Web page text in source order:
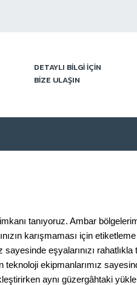
DETAYLI BİLGİ İÇİN
BİZE ULAŞIN
tanıyoruz. Ambar
karışmaması için
eşyalarınızı rahatlıkla
ekipmanlarımız
aynı güzergâhtaki